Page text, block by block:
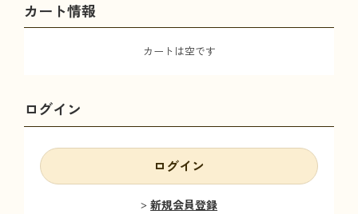
カート情報
カートは空です
ログイン
ログイン
新規会員登録